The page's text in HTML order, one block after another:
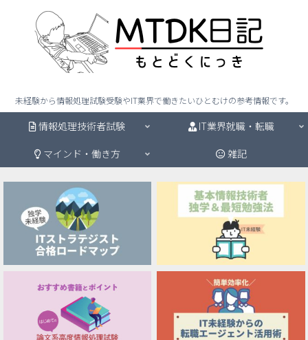
未経験から情報処理試験受験やIT業界で働きたいひとむけの参考情報です。
情報処理技術者試験
IT業界就職・転職
マインド・働き方
雑記